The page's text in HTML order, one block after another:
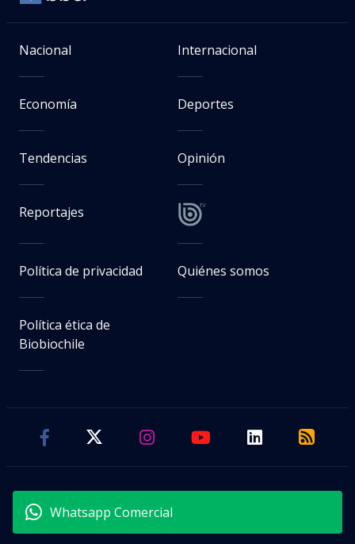
Nacional Internacional
Economía Deportes
Tendencias Opinión
Reportajes
Política de privacidad Quiénes somos
Política ética de
Biobiochile
Whatsapp Comercial